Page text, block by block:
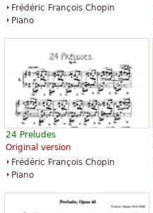
Frédéric François Chopin
Piano
24 Preludes
Original version
Frédéric François Chopin
Piano